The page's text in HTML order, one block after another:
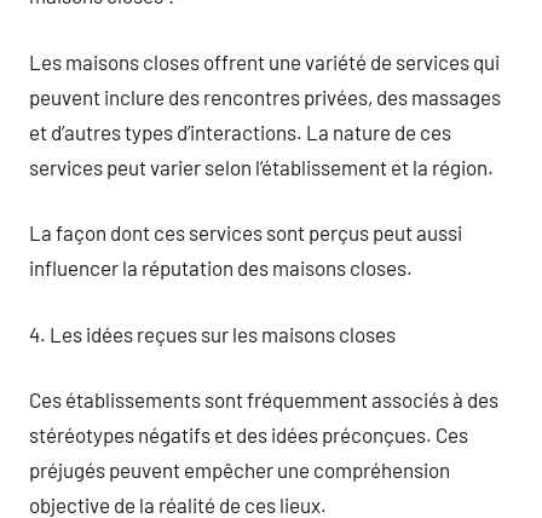
Les maisons closes offrent une variété de services qui
peuvent inclure des rencontres privées, des massages
et d’autres types d’interactions. La nature de ces
services peut varier selon l’établissement et la région.
La façon dont ces services sont perçus peut aussi
influencer la réputation des maisons closes.
4. Les idées reçues sur les maisons closes
Ces établissements sont fréquemment associés à des
stéréotypes négatifs et des idées préconçues. Ces
préjugés peuvent empêcher une compréhension
objective de la réalité de ces lieux.